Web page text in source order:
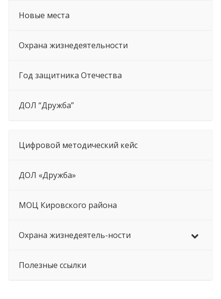
Новые места
Охрана жизнедеятельности
Год защитника Отечества
ДОЛ “Дружба”
Цифровой методический кейс
ДОЛ «Дружба»
МОЦ Кировского района
Охрана жизнедеятель-ности
Полезные ссылки